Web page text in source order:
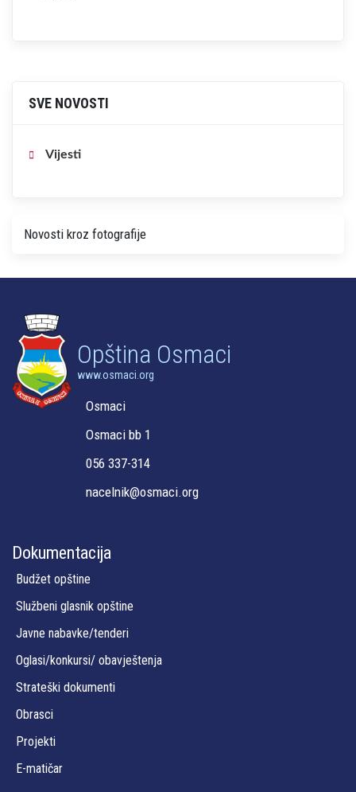
SVE NOVOSTI
Vijesti
Novosti kroz fotografije
Opština Osmaci
www.osmaci.org
Osmaci
Osmaci bb 1
056 337-314
nacelnik@osmaci.org
Dokumentacija
Budžet opštine
Službeni glasnik opštine
Javne nabavke/tenderi
Oglasi/konkursi/ obavještenja
Strateški dokumenti
Obrasci
Projekti
E-matičar